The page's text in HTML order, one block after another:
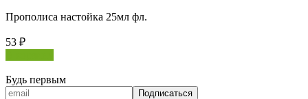
Прополиса настойка 25мл фл.
53 ₽
Будь первым